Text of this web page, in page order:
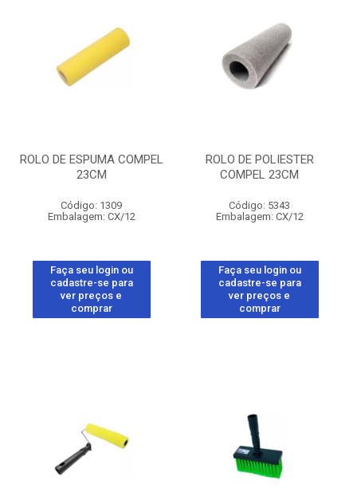
ROLO DE ESPUMA COMPEL
23CM
Código: 1309
Embalagem: CX/12
Faça seu login ou
cadastre-se para
ver preços e
comprar
ROLO DE POLIESTER
COMPEL 23CM
Código: 5343
Embalagem: CX/12
Faça seu login ou
cadastre-se para
ver preços e
comprar